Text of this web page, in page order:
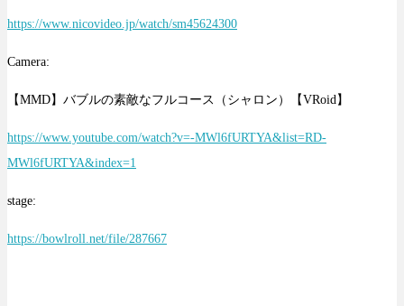
https://www.nicovideo.jp/watch/sm45624300
Camera:
【MMD】バブルの素敵なフルコース（シャロン）【VRoid】
https://www.youtube.com/watch?v=-MWl6fURTYA&list=RD-
MWl6fURTYA&index=1
stage:
https://bowlroll.net/file/287667